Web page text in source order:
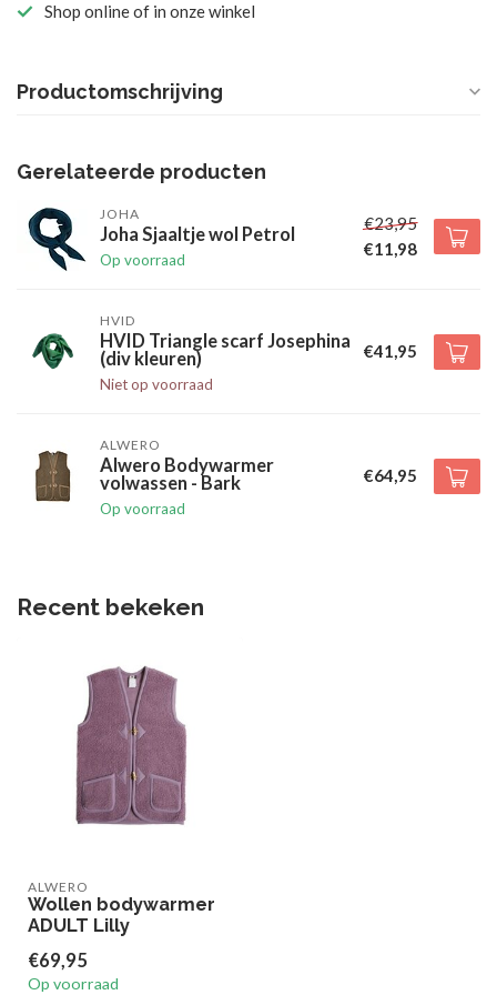
Shop online of in onze winkel
Productomschrijving
Gerelateerde producten
JOHA
Joha Sjaaltje wol Petrol
Op voorraad
€23,95
€11,98
HVID
HVID Triangle scarf Josephina
(div kleuren)
Niet op voorraad
€41,95
ALWERO
Alwero Bodywarmer
volwassen - Bark
Op voorraad
€64,95
Recent bekeken
ALWERO
Wollen bodywarmer
ADULT Lilly
€69,95
Op voorraad